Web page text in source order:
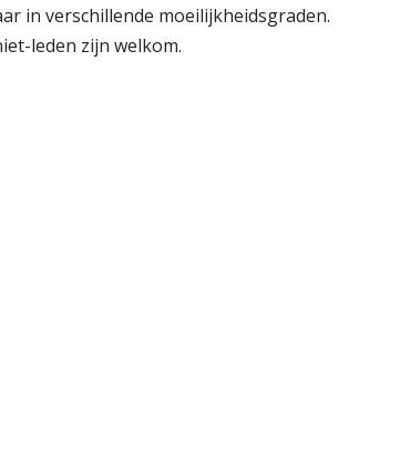
in verschillende moeilijkheidsgraden.
leden zijn welkom.